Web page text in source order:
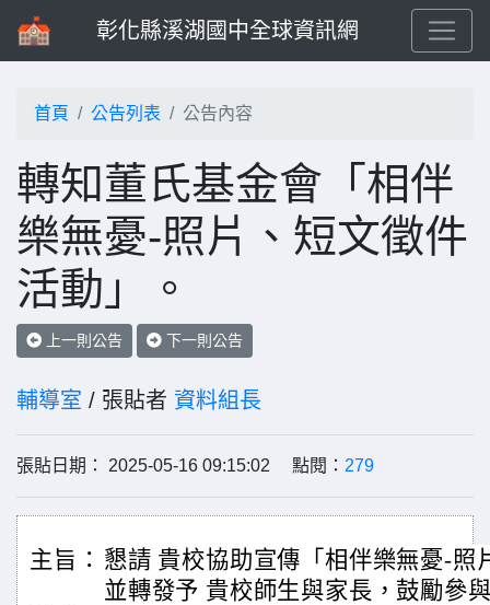
彰化縣溪湖國中全球資訊網
首頁 公告列表 公告內容
轉知董氏基金會「相伴
樂無憂-照片、短文徵件
活動」。
上一則公告 下一則公告
輔導室 / 張貼者 資料組長
張貼日期： 2025-05-16 09:15:02 點閱： 279
主旨： 懇請 貴校協助宣傳「相伴樂無憂-照
並轉發予 貴校師生與家長，鼓勵參